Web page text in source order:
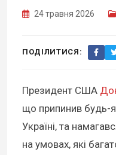
24 травня 2026
ПОДІЛИТИСЯ:
Президент США
що припинив будь-
Україні, та
на умовах, які